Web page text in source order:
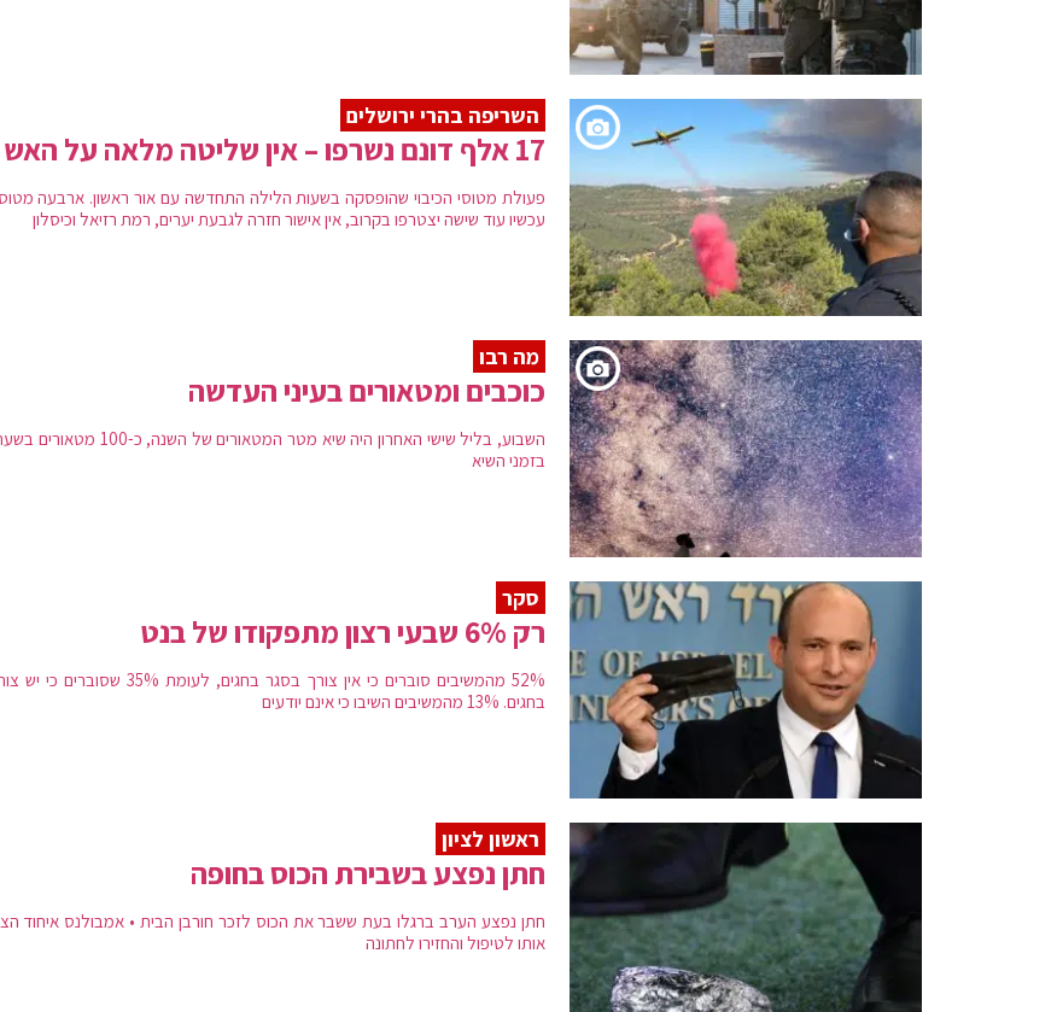
השריפה בהרי ירושלים
17 אלף דונם נשרפו – אין שליטה מלאה על האש
פעולת מטוסי הכיבוי שהופסקה בשעות הלילה התחדשה עם אור ראשון. ארבעה
עכשיו עוד שישה יצטרפו בקרוב, אין אישור חזרה לגבעת יערים, רמת רזיאל וכיסלון
מה רבו
כוכבים ומטאורים בעיני העדשה
השבוע, בליל שישי האחרון היה שיא מטר המטאורים של
בזמני השיא
סקר
רק 6% שבעי רצון מתפקודו של בנט
52% מהמשיבים סוברים כי אין צורך בסגר בחגים, לעומת
בחגים. 13% מהמשיבים השיבו כי אינם יודעים
ראשון לציון
חתן נפצע בשבירת הכוס בחופה
חתן נפצע הערב ברגלו בעת ששבר את הכוס לזכר חורבן הבית • אמבולנס איחוד
אותו לטיפול והחזירו לחתונה